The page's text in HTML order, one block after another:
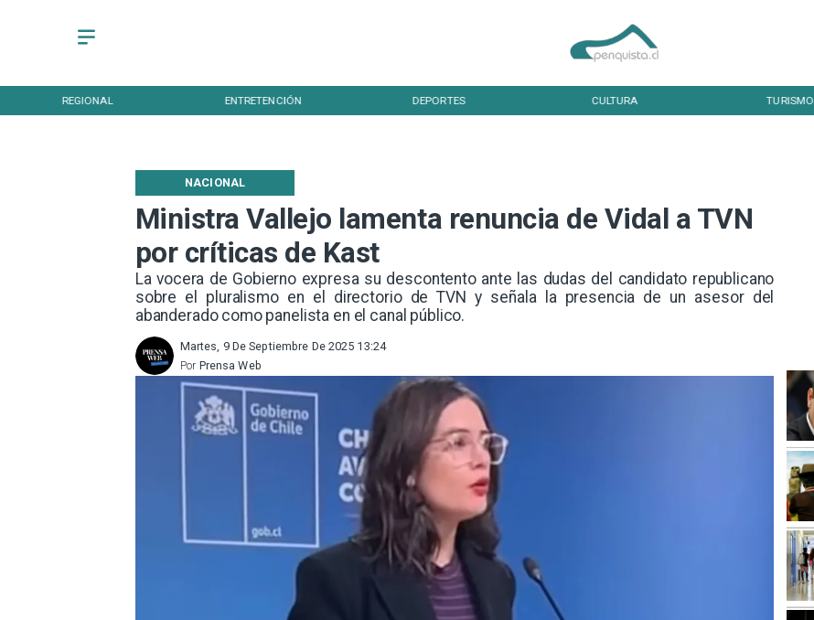
REGIONAL ENTRETENCIÓN DEPORTES CULTURA TURISMO
Ministra Vallejo lamenta renuncia de Vidal a TVN
por críticas de Kast
La vocera de Gobierno expresa su descontento ante las dudas del candidato republicano
sobre el pluralismo en el directorio de TVN y señala la presencia de un asesor del
abanderado como panelista en el canal público.
NACIONAL
Martes, 9 De Septiembre De 2025 13:24
Prensa Web
Por